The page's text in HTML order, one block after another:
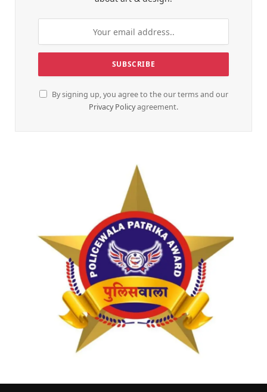
By signing up, you agree to the our terms and our
Privacy Policyagreement.